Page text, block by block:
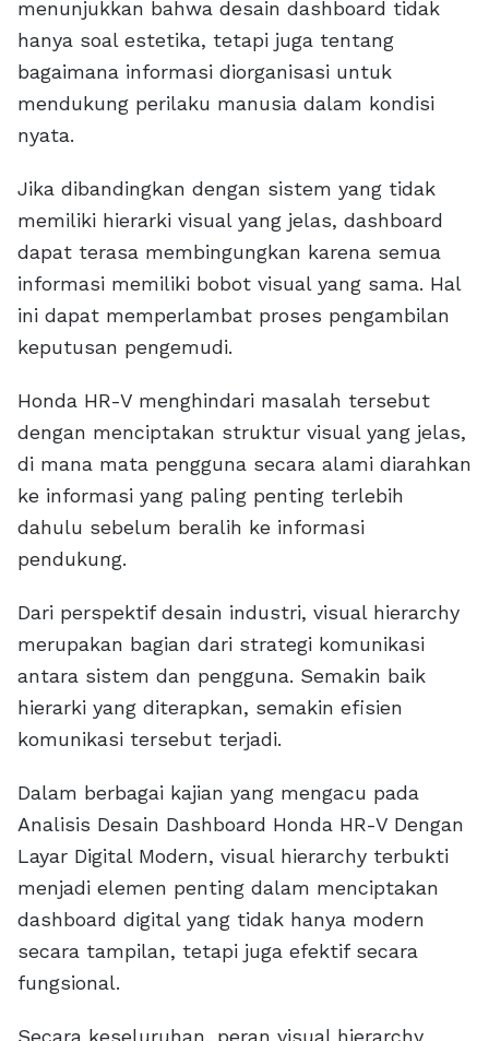
menunjukkan bahwa desain dashboard tidak
hanya soal estetika, tetapi juga tentang
bagaimana informasi diorganisasi untuk
mendukung perilaku manusia dalam kondisi
nyata.
Jika dibandingkan dengan sistem yang tidak
memiliki hierarki visual yang jelas, dashboard
dapat terasa membingungkan karena semua
informasi memiliki bobot visual yang sama. Hal
ini dapat memperlambat proses pengambilan
keputusan pengemudi.
Honda HR-V menghindari masalah tersebut
dengan menciptakan struktur visual yang jelas,
di mana mata pengguna secara alami diarahkan
ke informasi yang paling penting terlebih
dahulu sebelum beralih ke informasi
pendukung.
Dari perspektif desain industri, visual hierarchy
merupakan bagian dari strategi komunikasi
antara sistem dan pengguna. Semakin baik
hierarki yang diterapkan, semakin efisien
komunikasi tersebut terjadi.
Dalam berbagai kajian yang mengacu pada
Analisis Desain Dashboard Honda HR-V Dengan
Layar Digital Modern, visual hierarchy terbukti
menjadi elemen penting dalam menciptakan
dashboard digital yang tidak hanya modern
secara tampilan, tetapi juga efektif secara
fungsional.
Secara keseluruhan, peran visual hierarchy